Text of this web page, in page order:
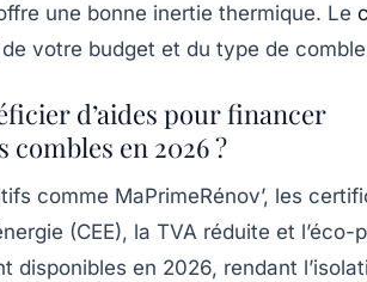
une bonne inertie thermique. Le
votre budget et du type de
d’aides pour financer
combles en 2026 ?
comme MaPrimeRénov’, les
(CEE), la TVA réduite et l’éco-
disponibles en 2026, rendant